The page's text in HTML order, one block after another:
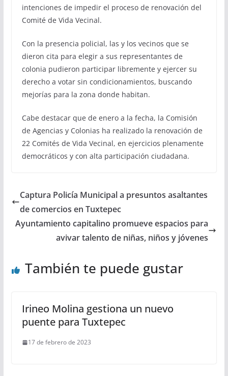
intenciones de impedir el proceso de renovación del
Comité de Vida Vecinal.
Con la presencia policial, las y los vecinos que se
dieron cita para elegir a sus representantes de
colonia pudieron participar libremente y ejercer su
derecho a votar sin condicionamientos, buscando
mejorías para la zona donde habitan.
Cabe destacar que de enero a la fecha, la Comisión
de Agencias y Colonias ha realizado la renovación de
22 Comités de Vida Vecinal, en ejercicios plenamente
democráticos y con alta participación ciudadana.
Captura Policía Municipal a presuntos asaltantes
de comercios en Tuxtepec
Ayuntamiento capitalino promueve espacios para
avivar talento de niñas, niños y jóvenes
También te puede gustar
Irineo Molina gestiona un nuevo
puente para Tuxtepec
17 de febrero de 2023